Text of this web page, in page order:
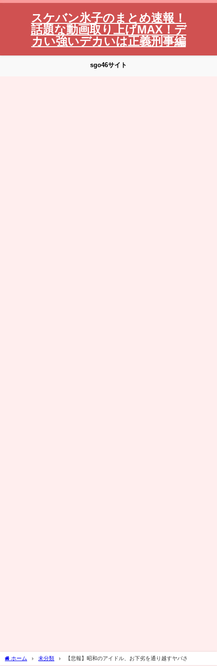
スケバン氷子のまとめ速報！
話題な動画取り上げMAX！デ
カい強いデカいは正義刑事編
sgo46サイト
ホーム 未分類 【悲報】昭和のアイドル、お下劣を通り越すヤバさ